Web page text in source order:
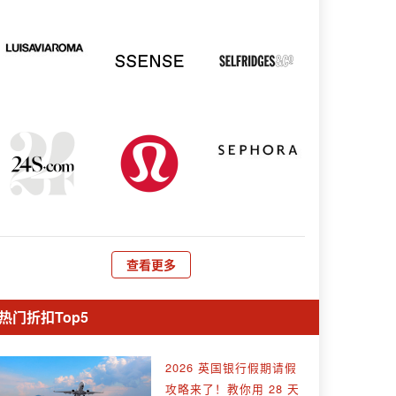
查看更多
门折扣Top5
2026 英国银行假期请假
攻略来了！教你用 28 天